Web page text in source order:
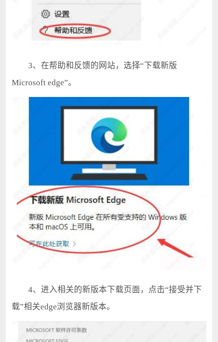
3、在帮助和反馈的网站，选择“下载新版
Microsoft edge”。
4、进入相关的新版本下载页面，点击“接受并下
载”相关edge浏览器新版本。